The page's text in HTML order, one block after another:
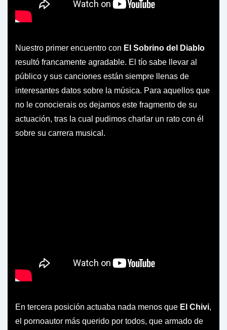
Nuestro primer encuentro con El Sobrino del Diablo
resultó francamente agradable. El tío sabe llevar al
público y sus canciones están siempre llenas de
interesantes datos sobre la música. Para aquellos que
no le conocierais os dejamos este fragmento de su
actuación, tras la cual pudimos charlar un rato con él
sobre su carrera musical.
En tercera posición actuaba nada menos que El Chivi,
el pornoautor más querido por todos, que armado de